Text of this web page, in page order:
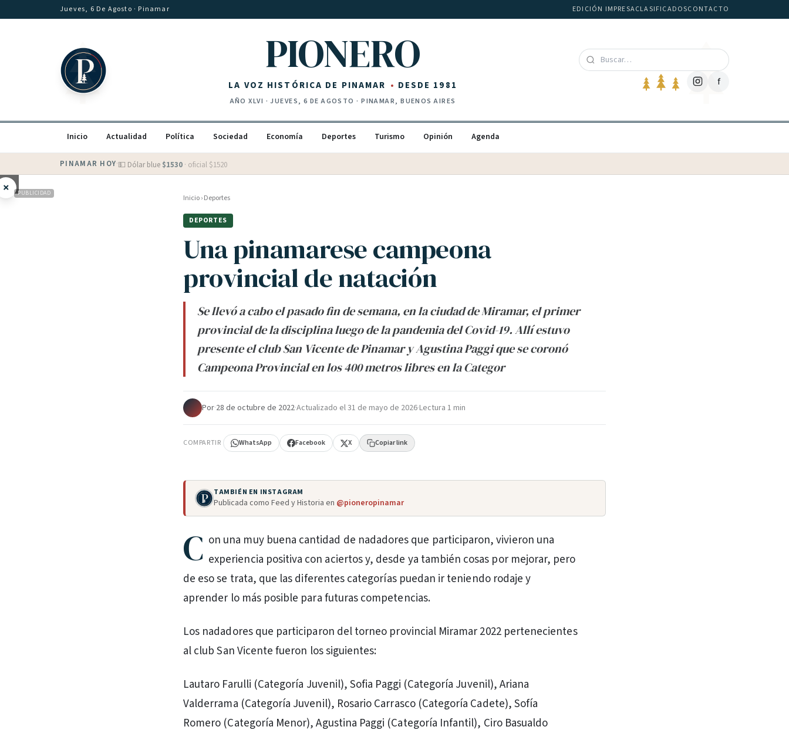
Saltar al contenidoJueves, 6 De Agosto · Pinamar EDICIÓN IMPRESACLASIFICADOSCONTACTO
PIONERO
LA VOZ HISTÓRICA DE PINAMAR DESDE 1981
AÑOXLVI ·JUEVES, 6 DE AGOSTO · PINAMAR, BUENOS AIRES
f
Inicio Actualidad Política Sociedad Economía Deportes Turismo Opinión Agenda
PINAMAR HOY·💵 Dólar blue $1530 · oficial $1520
× PUBLICIDAD Inicio›Deportes
DEPORTES
Una pinamarese campeona
provincial de natación
Se llevó a cabo el pasado fin de semana, en la ciudad de Miramar, el primer
provincial de la disciplina luego de la pandemia del Covid-19. Allí estuvo
presente el club San Vicente de Pinamar y Agustina Paggi que se coronó
Campeona Provincial en los 400 metros libres en la Categor
Por·28 de octubre de 2022·Actualizado el31 de mayo de 2026·Lectura 1 min
COMPARTIR WhatsApp Facebook X Copiar link
TAMBIÉN EN INSTAGRAM
Publicada como Feed y Historia en @pioneropinamar
C on una muy buena cantidad de nadadores que participaron, vivieron una
experiencia positiva con aciertos y, desde ya también cosas por mejorar, pero
de eso se trata, que las diferentes categorías puedan ir teniendo rodaje y
aprender lo más posible para futuras competencias.
Los nadadores que participaron del torneo provincial Miramar 2022 pertenecientes
al club San Vicente fueron los siguientes:
Lautaro Farulli (Categoría Juvenil), Sofia Paggi (Categoría Juvenil), Ariana
Valderrama (Categoría Juvenil), Rosario Carrasco (Categoría Cadete), Sofía
Romero (Categoría Menor), Agustina Paggi (Categoría Infantil), Ciro Basualdo